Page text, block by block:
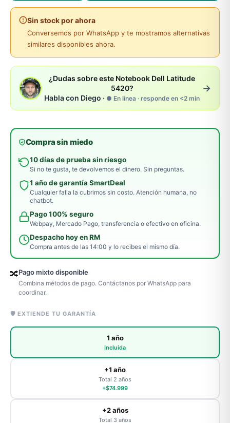
Sin stock por ahora
Conversemos por WhatsApp y te mostramos alternativas
similares disponibles ahora.
¿Dudas sobre este Notebook Dell Latitude
5420?
Habla con Diego · ● En línea · responde en <2 min
→
Compra sin miedo
10 días de prueba sin riesgo
Si no te gusta, te devolvemos el dinero. Sin preguntas.
1 año de garantía SmartDeal
Cualquier falla la cubrimos sin costo. Atención humana, no
chatbot.
Pago 100% seguro
Webpay, Mercado Pago, transferencia o efectivo en oficina.
Despacho hoy en RM
Compra antes de las 14:00 y lo recibes el mismo día.
🔀Pago mixto disponible
Combina métodos de pago. Contáctanos por WhatsApp para
coordinar.
🛡️ EXTIENDE TU GARANTÍA
1 año
Incluida
+1 año
Total 2 años
+$74.999
+2 años
Total 3 años